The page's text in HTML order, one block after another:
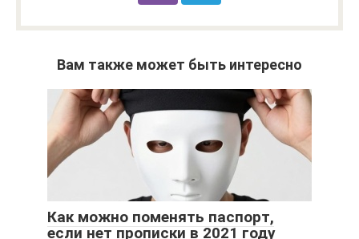
Вам также может быть интересно
Как можно поменять паспорт,
если нет прописки в 2021 году